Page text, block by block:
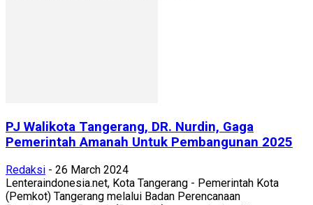
PJ Walikota Tangerang, DR. Nurdin, Gaga
Pemerintah Amanah Untuk Pembangunan 2025
Redaksi - 26 March 2024
Lenteraindonesia.net, Kota Tangerang - Pemerintah Kota
(Pemkot) Tangerang melalui Badan Perencanaan